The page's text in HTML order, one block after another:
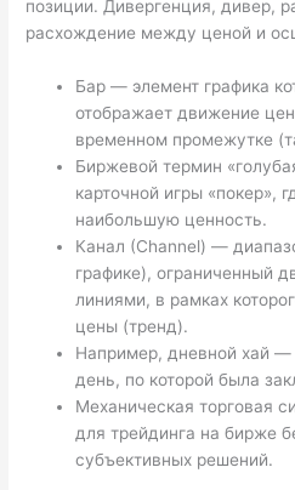
позиции. Дивергенция, дивер,
расхождение между ценой и
Бар — элемент графика
отображает движение
временном промежутке
Биржевой термин
карточной игры «покер»,
наибольшую ценность.
Канал (Сhannel) —
графике), ограниченный
линиями, в рамках
цены (тренд).
Например, дневной хай —
день, по которой была
Механическая торговая
для трейдинга на бирже
субъективных решений.